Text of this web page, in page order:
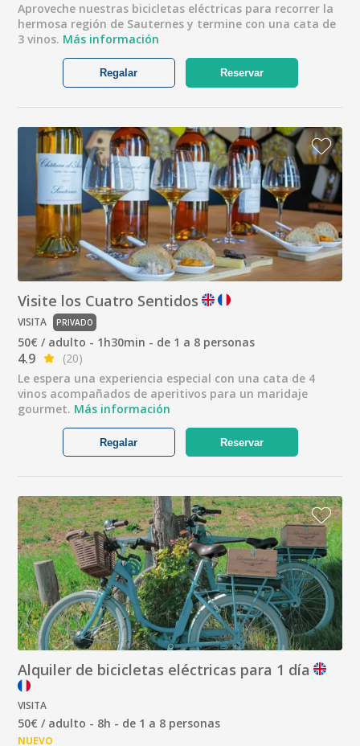
Aproveche nuestras bicicletas eléctricas para recorrer la
hermosa región de Sauternes y termine con una cata de
3 vinos. Más información
Reservar
Regalar
Visite los Cuatro Sentidos
VISITA PRIVADO
50€ / adulto - 1h30min - de 1 a 8 personas
4.9
(20)
Le espera una experiencia especial con una cata de 4
vinos acompañados de aperitivos para un maridaje
gourmet. Más información
Reservar
Regalar
Alquiler de bicicletas eléctricas para 1 día
VISITA
50€ / adulto - 8h - de 1 a 8 personas
NUEVO